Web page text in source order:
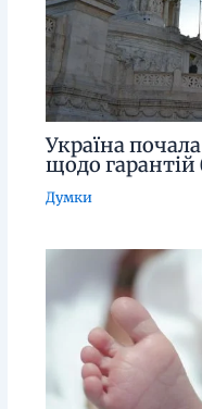
Україна
щодо гарантій
Думки